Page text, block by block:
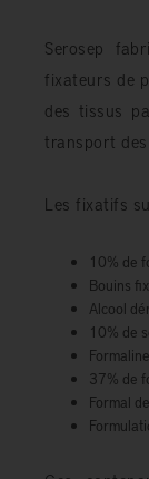
Serosep
fixateurs de
des tissus
transport
Les fixatifs
10% de
Bouins
Alcool
10% de
37% de
Formal